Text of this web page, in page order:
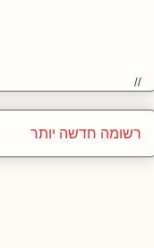
//
רשומה חדשה יותר